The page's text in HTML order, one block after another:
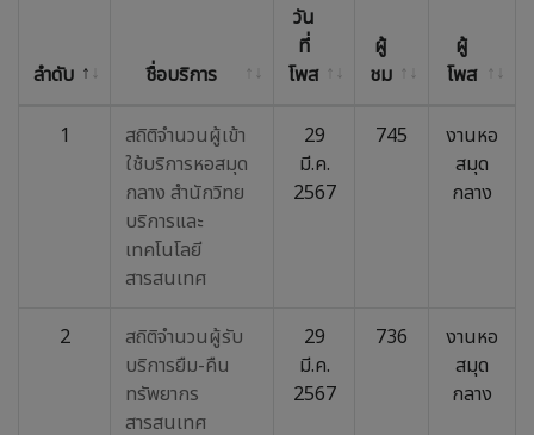
ลำดับ ชื่อบริการ
วัน
ที่
โพส
ผู้
ชม
ผู้
โพส
1
สถิติจำนวนผู้เข้า
ใช้บริการหอสมุด
กลาง สำนักวิทย
บริการและ
เทคโนโลยี
สารสนเทศ
29
มี.ค.
2567
745
งานหอ
สมุด
กลาง
2
สถิติจำนวนผู้รับ
บริการยืม-คืน
ทรัพยากร
สารสนเทศ
29
มี.ค.
2567
736
งานหอ
สมุด
กลาง